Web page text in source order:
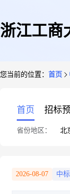
浙江工商
您当前的位置： 首页
首页 招标
省份地区： 北
2026-08-07 中